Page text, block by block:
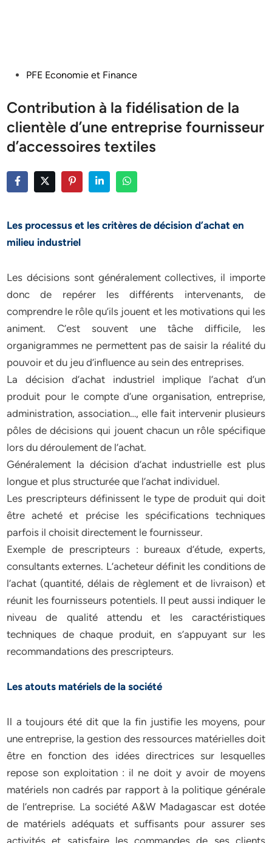
PostedPFE Economie et Finance
Contribution à la fidélisation de la
clientèle d’une entreprise fournisseur
d’accessoires textiles
Les processus et les critères de décision d’achat en
milieu industriel
Les décisions sont généralement collectives, il importe
donc de repérer les différents intervenants, de
comprendre le rôle qu’ils jouent et les motivations qui les
animent. C’est souvent une tâche difficile, les
organigrammes ne permettent pas de saisir la réalité du
pouvoir et du jeu d’influence au sein des entreprises.
La décision d’achat industriel implique l’achat d’un
produit pour le compte d’une organisation, entreprise,
administration, association…, elle fait intervenir plusieurs
pôles de décisions qui jouent chacun un rôle spécifique
lors du déroulement de l’achat.
Généralement la décision d’achat industrielle est plus
longue et plus structurée que l’achat individuel.
Les prescripteurs définissent le type de produit qui doit
être acheté et précise les spécifications techniques
parfois il choisit directement le fournisseur.
Exemple de prescripteurs : bureaux d’étude, experts,
consultants externes. L’acheteur définit les conditions de
l’achat (quantité, délais de règlement et de livraison) et
réunit les fournisseurs potentiels. Il peut aussi indiquer le
niveau de qualité attendu et les caractéristiques
techniques de chaque produit, en s’appuyant sur les
recommandations des prescripteurs.
Les atouts matériels de la société
Il a toujours été dit que la fin justifie les moyens, pour
une entreprise, la gestion des ressources matérielles doit
être en fonction des idées directrices sur lesquelles
repose son exploitation : il ne doit y avoir de moyens
matériels non cadrés par rapport à la politique générale
de l’entreprise. La société A&W Madagascar est dotée
de matériels adéquats et suffisants pour assurer ses
activités et satisfaire les commandes de ses clients